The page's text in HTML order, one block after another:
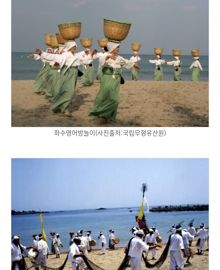
좌수영어방놀이(사진출처:국립무형유산원)